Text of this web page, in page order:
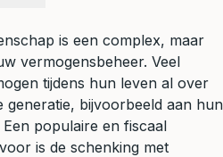
is een complex, maar
vermogensbeheer. Veel
tijdens hun leven al over
generatie, bijvoorbeeld aan hun
populaire en fiscaal
is de schenking met